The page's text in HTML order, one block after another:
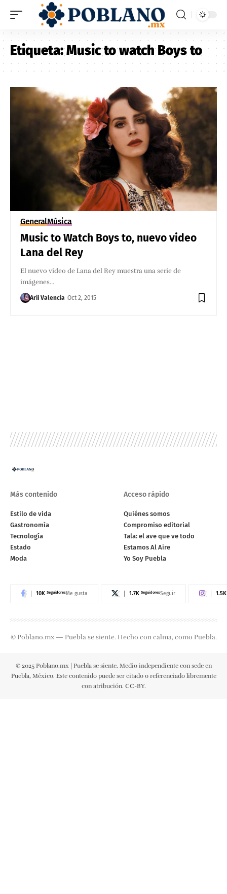
Etiqueta:Music to watch Boys to
GeneralMúsica
Music to Watch Boys to, nuevo video
Lana del Rey
El nuevo video de Lana del Rey muestra una serie de
imágenes…
Arii Valencia Oct 2, 2015
Más contenido
Estilo de vida
Gastronomía
Tecnología
Estado
Moda
Acceso rápido
Quiénes somos
Compromiso editorial
Tala: el ave que ve todo
Estamos Al Aire
Yo Soy Puebla
10K SeguidoresMe gusta 1.7K SeguidoresSeguir 1.5K
© Poblano.mx — Puebla se siente. Hecho con calma, como Puebla.
© 2025 Poblano.mx | Puebla se siente. Medio independiente con sede en
Puebla, México. Este contenido puede ser citado o referenciado libremente
con atribución. CC-BY.